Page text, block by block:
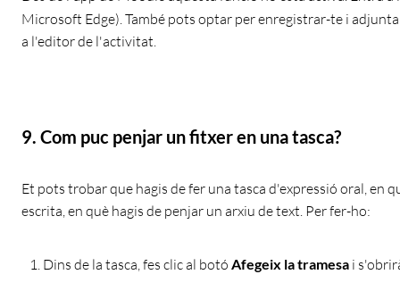
Microsoft Edge). També pots optar per enregistrar-te i
a l'editor de l'activitat.
9. Com puc penjar un fitxer en una tasca?
Et pots trobar que hagis de fer una tasca d'expressió oral, en
escrita, en què hagis de penjar un arxiu de text. Per fer-ho:
Dins de la tasca, fes clic al botó Afegeix la tramesa i